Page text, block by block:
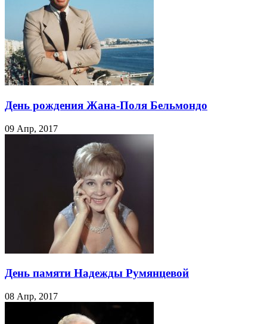
День рождения Жана-Поля Бельмондо
09 Апр, 2017
День памяти Надежды Румянцевой
08 Апр, 2017